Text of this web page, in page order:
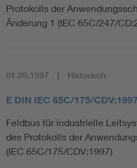
Protokolls der
Änderung 1 (IEC 65C/247/
01.09.1997 Historisch
E DIN IEC 65C/175/
Feldbus für industrielle
des Protokolls der
(IEC 65C/175/CDV:1997)